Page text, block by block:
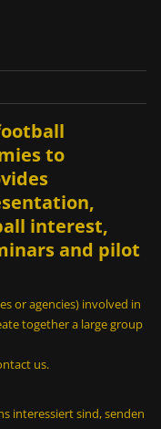
to
interest,
and pilot
or agencies) involved in
together a large group
us.
interessiert sind, senden